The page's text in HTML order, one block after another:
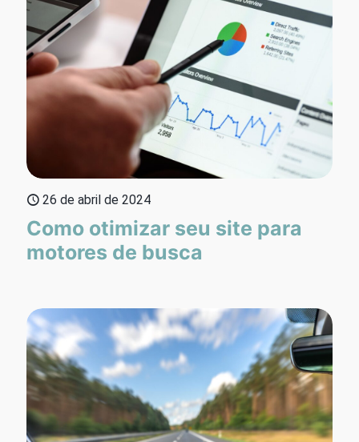
26 de abril de 2024
Como otimizar seu site para
motores de busca